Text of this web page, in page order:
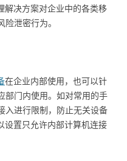
解决方案对企业中的各类移
泄密行为。
在企业内部使用，也可以针
部门内使用。如对常用的手
入进行限制，防止无关设备
设置只允许内部计算机连接